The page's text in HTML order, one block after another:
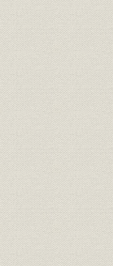
経営
経営
経営
経営
経営
経営
経営
経営
経営
経営